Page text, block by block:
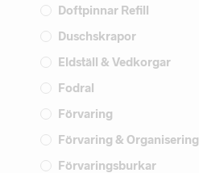
Doftpinnar Refill
Duschskrapor
Eldställ & Vedkorgar
Fodral
Förvaring
Förvaring & Organisering
Förvaringsburkar